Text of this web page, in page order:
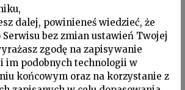
. Jej niepowtarzalna
połączenia głosów
się w świecie
jej czasów. Wojna
dalej, powinieneś wiedzieć, że
Serwisu bez zmian ustawień Twojej
zgodę na zapisywanie
im podobnych technologii w
końcowym oraz na korzystanie z